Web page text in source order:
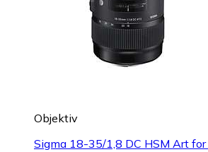
Objektiv
Sigma 18-35/1,8 DC HSM Art